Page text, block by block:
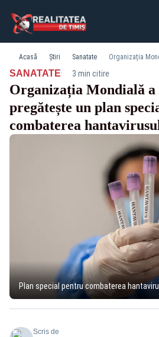
Acasă Știri Sanatate
SANATATE· 3 min citire
Organizația Mondială a
pregătește un plan
combaterea
Plan special pentru combaterea
Scris de